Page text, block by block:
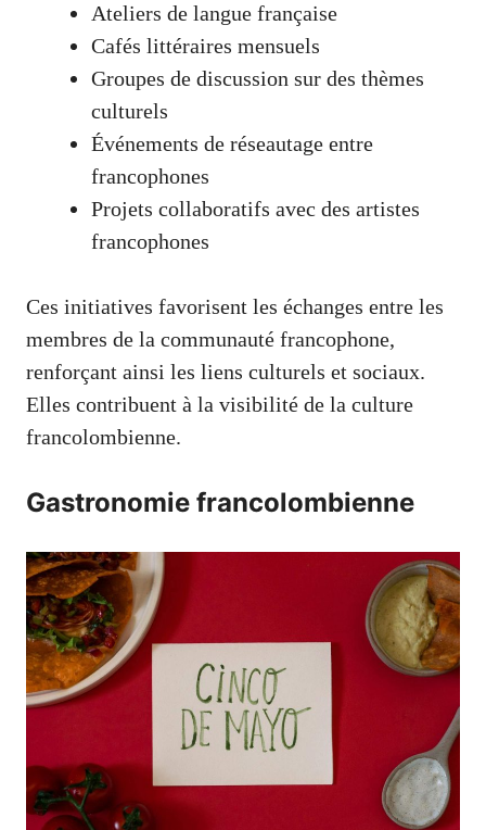
Ateliers de langue française
Cafés littéraires mensuels
Groupes de discussion sur des thèmes
culturels
Événements de réseautage entre
francophones
Projets collaboratifs avec des artistes
francophones
Ces initiatives favorisent les échanges entre les
membres de la communauté francophone,
renforçant ainsi les liens culturels et sociaux.
Elles contribuent à la visibilité de la culture
francolombienne.
Gastronomie francolombienne